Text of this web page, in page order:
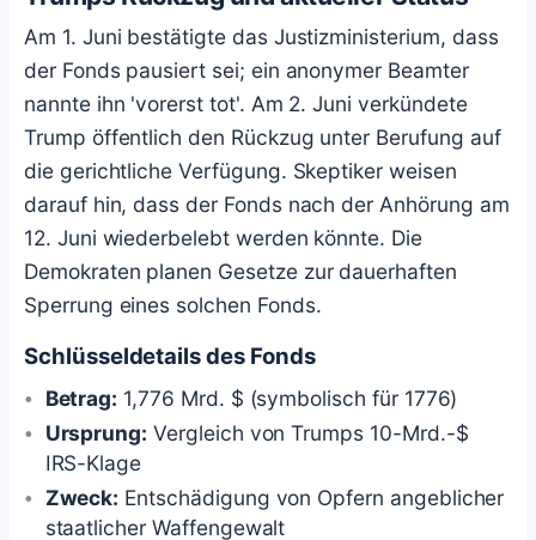
Am 1. Juni bestätigte das Justizministerium, dass
der Fonds pausiert sei; ein anonymer Beamter
nannte ihn 'vorerst tot'. Am 2. Juni verkündete
Trump öffentlich den Rückzug unter Berufung auf
die gerichtliche Verfügung. Skeptiker weisen
darauf hin, dass der Fonds nach der Anhörung am
12. Juni wiederbelebt werden könnte. Die
Demokraten planen Gesetze zur dauerhaften
Sperrung eines solchen Fonds.
Schlüsseldetails des Fonds
Betrag: 1,776 Mrd. $ (symbolisch für 1776)
Ursprung: Vergleich von Trumps 10-Mrd.-$
IRS-Klage
Zweck: Entschädigung von Opfern angeblicher
staatlicher Waffengewalt